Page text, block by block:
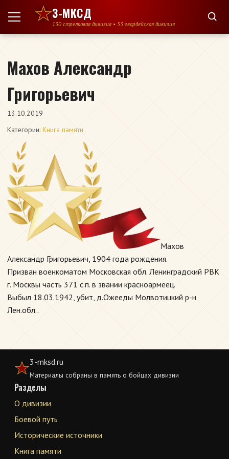
Перейти к содержимому
3-МКСД
130 стрелковая дивизия • 53 гвардейская дивизия
Махов Александр
Григорьевич
13.10.2019
Категории: Книга памяти
Махов
Александр Григорьевич, 1904 года рождения.
Призван военкоматом Московская обл. Ленинградский РВК
г. Москвы часть 371 с.п. в звании красноармеец.
Выбыл 18.03.1942, убит, д.Ожееды Молвотицкий р-н
Лен.обл..
3-mksd.ru
Материалы собраны в память о бойцах дивизии
Разделы
О дивизии
Боевой путь
Исторические источники
Книга памяти